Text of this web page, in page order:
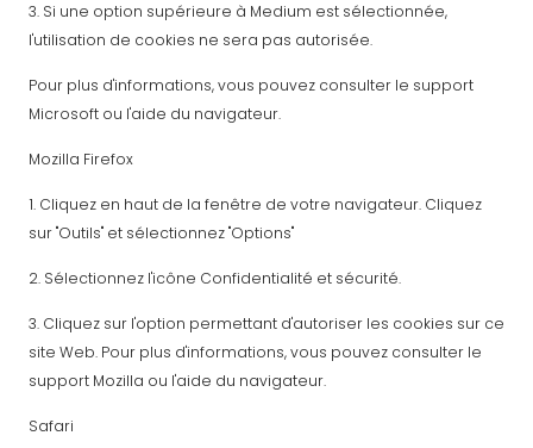
3. Si une option supérieure à Medium est sélectionnée,
l'utilisation de cookies ne sera pas autorisée.
Pour plus d'informations, vous pouvez consulter le support
Microsoft ou l'aide du navigateur.
Mozilla Firefox
1. Cliquez en haut de la fenêtre de votre navigateur. Cliquez
sur "Outils" et sélectionnez "Options"
2. Sélectionnez l'icône Confidentialité et sécurité.
3. Cliquez sur l'option permettant d'autoriser les cookies sur ce
site Web. Pour plus d'informations, vous pouvez consulter le
support Mozilla ou l'aide du navigateur.
Safari